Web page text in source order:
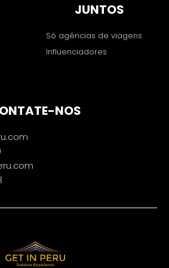
JUNTOS
Só agências de viagens
Influenciadores
NOS